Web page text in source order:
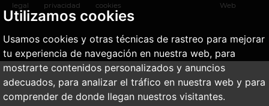
Utilizamos cookies
Usamos cookies y otras técnicas de rastreo para mejorar
tu experiencia de navegación en nuestra web, para
mostrarte contenidos personalizados y anuncios
adecuados, para analizar el tráfico en nuestra web y para
comprender de donde llegan nuestros visitantes.
legal
privacidad
cookies
Web